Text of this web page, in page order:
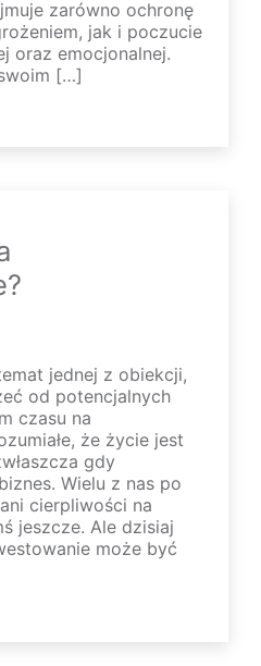
zarówno ochronę
jak i poczucie
oraz emocjonalnej.
[…]
jednej z obiekcji,
od potencjalnych
czasu na
że życie jest
gdy
Wielu z nas po
cierpliwości na
jeszcze. Ale dzisiaj
może być